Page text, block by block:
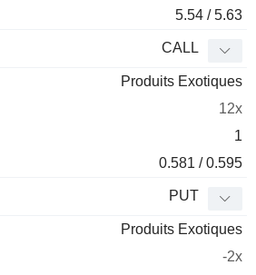
5.54 / 5.63
CALL
Produits Exotiques
12x
1
0.581 / 0.595
PUT
Produits Exotiques
-2x